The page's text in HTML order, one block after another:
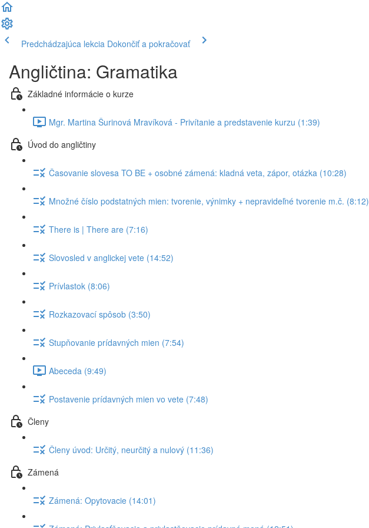
Predchádzajúca lekcia Dokončiť a pokračovať
Angličtina: Gramatika
Základné informácie o kurze
Mgr. Martina Šurinová Mravíková - Privítanie a predstavenie kurzu (1:39)
Úvod do angličtiny
Časovanie slovesa TO BE + osobné zámená: kladná veta, zápor, otázka (10:28)
Množné číslo podstatných mien: tvorenie, výnimky + nepravideľné tvorenie m.č. (8:12)
There is | There are (7:16)
Slovosled v anglickej vete (14:52)
Prívlastok (8:06)
Rozkazovací spôsob (3:50)
Stupňovanie prídavných mien (7:54)
Abeceda (9:49)
Postavenie prídavných mien vo vete (7:48)
Členy
Členy úvod: Určitý, neurčitý a nulový (11:36)
Zámená
Zámená: Opytovacie (14:01)